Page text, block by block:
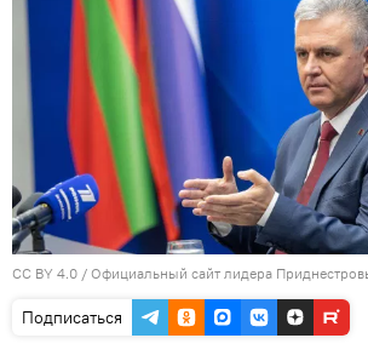
CC BY 4.0 / Официальный сайт лидера
Подписаться